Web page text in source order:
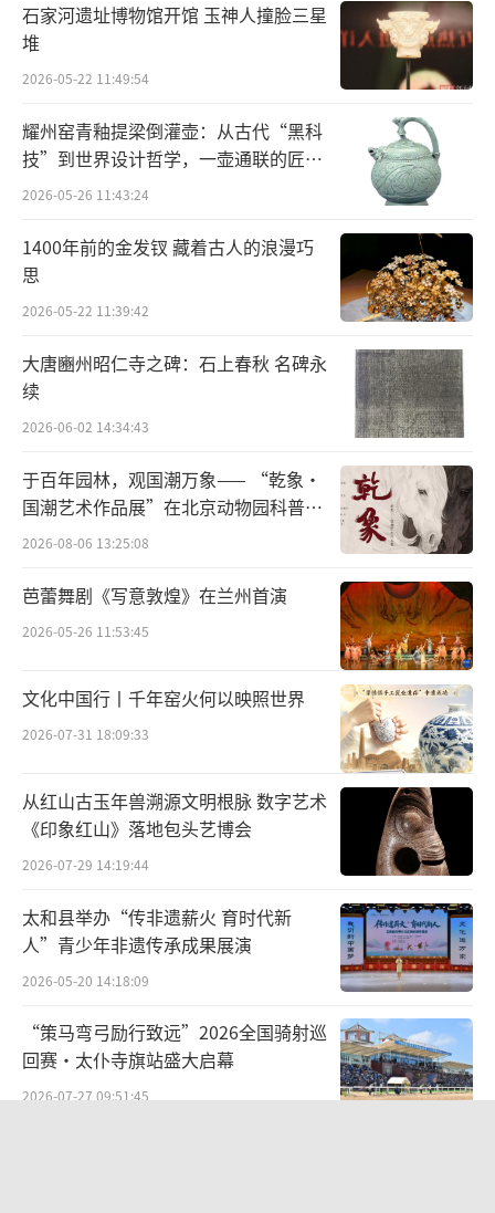
“我们见证了许多孩子从零基础到舞台主
角的成长轨迹。”中国文促会主席杨晓阳表
示，“这个平台的意义，不仅是呈现一场演
出，更是播撒艺术的种子，让孩子们在舞蹈中
学会表达、感受美，甚至找到人生方向。”
同时，杨晓阳主席希望通过“桃李新
苗”展演，持续为孩子们搭建一个梦想的舞
台，鼓励他们勇敢地用舞蹈表达自我、探索世
界，用童真的力量舞出属于他们的绚烂未来。
展演的成功举办离不开社会各界的支持与关
注，期待2025年盛夏与全国的小舞者们相聚北
京天桥剧场，共同见证又一个“桃李新苗”的
绽放。
关于中国文化艺术发展促进会：
中国文化艺术发展促进会是致力于推动中
国文化艺术事业发展的重要机构，长期关注并
支持青少年艺术教育与实践活动，积极组织各
类艺术展览、演出及交流活动，为繁荣社会主
义文化艺术贡献力量。
天桥剧场：艺术殿堂见证童真绽放
作为本次展演的举办地，北京天桥剧场承
载着深厚的文化底蕴。这座始建于1953年的国
家级艺术殿堂，历经多次修缮，始终保持
着“中国舞蹈艺术高地”的定位。剧场拥有国
际一流的声光设备与可容纳1200人的观演大
厅，其穹顶设计、环形坐席布局及专业舞台机
械系统，为舞蹈演出提供了绝佳呈现效果。
天桥剧场曾见证《红色娘子军》《天鹅
石家河遗址博物馆开馆 玉神人撞脸三星
堆
2026-05-22 11:49:54
耀州窑青釉提梁倒灌壶：从古代“黑科
技”到世界设计哲学，一壶通联的匠心
宇宙
2026-05-26 11:43:24
1400年前的金发钗 藏着古人的浪漫巧
思
2026-05-22 11:39:42
大唐豳州昭仁寺之碑：石上春秋 名碑永
续
2026-06-02 14:34:43
于百年园林，观国潮万象—— “乾象·
国潮艺术作品展”在北京动物园科普馆
机动展厅开展
2026-08-06 13:25:08
芭蕾舞剧《写意敦煌》在兰州首演
2026-05-26 11:53:45
文化中国行丨千年窑火何以映照世界
2026-07-31 18:09:33
从红山古玉年兽溯源文明根脉 数字艺术
《印象红山》落地包头艺博会
2026-07-29 14:19:44
太和县举办“传非遗薪火 育时代新
人”青少年非遗传承成果展演
2026-05-20 14:18:09
“策马弯弓励行致远”2026全国骑射巡
回赛·太仆寺旗站盛大启幕
2026-07-27 09:51:45